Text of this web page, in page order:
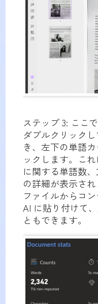
ステップ 3: ここ
ダブルクリック
き、左下の単語
ックします。こ
に関する単語数
の詳細が表示さ
ファイルからコ
AI に貼り付けて
ともできます。